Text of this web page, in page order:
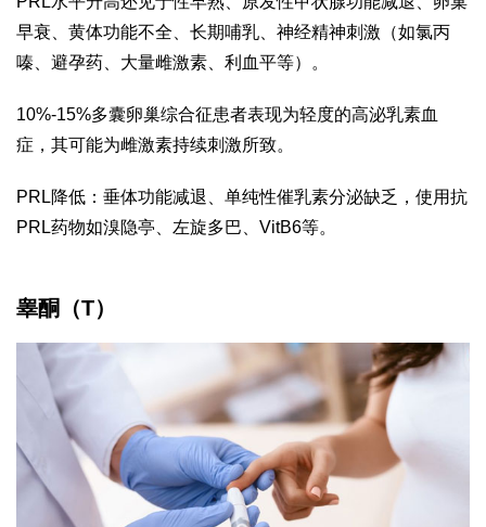
早衰、黄体功能不全、长期哺乳、神经精神刺激（如氯丙
嗪、避孕药、大量雌激素、利血平等）。
10%-15%多囊卵巢综合征患者表现为轻度的高泌乳素血
症，其可能为雌激素持续刺激所致。
PRL降低：垂体功能减退、单纯性催乳素分泌缺乏，使用抗
PRL药物如溴隐亭、左旋多巴、VitB6等。
睾酮（T）